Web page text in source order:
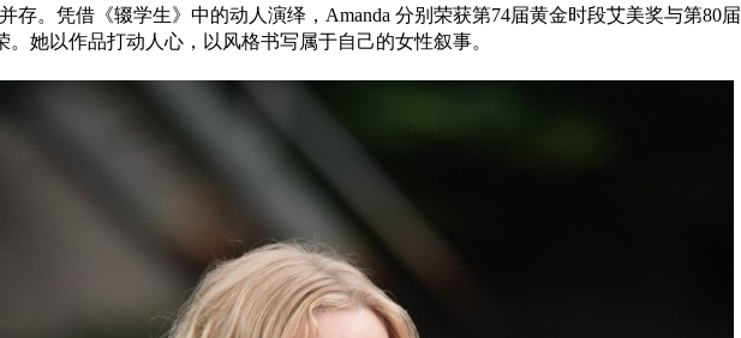
存。凭借《辍学生》中的动人演绎，Amanda 分别荣获第74届黄金时段艾美奖与第80届
她以作品打动人心，以风格书写属于自己的女性叙事。